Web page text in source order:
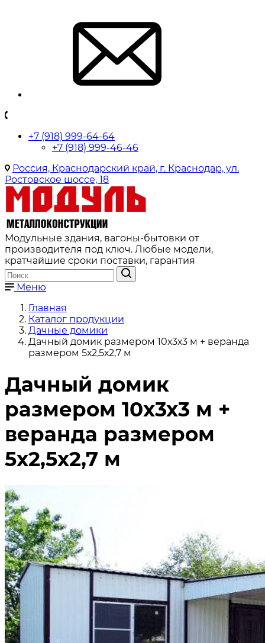
+7 (918) 999-64-64
+7 (918) 999-46-46
Россия, Краснодарский край, г. Краснодар, ул.
Ростовское шоссе, 18
Модульные здания, вагоны-бытовки от
производителя под ключ. Любые модели,
кратчайшие сроки поставки, гарантия
Меню
Главная
Каталог продукции
Дачные домики
Дачный домик размером 10х3х3 м + веранда
размером 5х2,5х2,7 м
Дачный домик
размером 10х3х3 м +
веранда размером
5х2,5х2,7 м